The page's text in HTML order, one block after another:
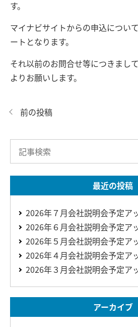
す。
マイナビサイトからの申込につい
ートとなります。
それ以前のお問合せ等につきまし
よりお願いします。
前の投稿
最近の投稿
2026年７月会社説明会予定ア
2026年６月会社説明会予定ア
2026年５月会社説明会予定ア
2026年４月会社説明会予定ア
2026年３月会社説明会予定ア
アーカイブ